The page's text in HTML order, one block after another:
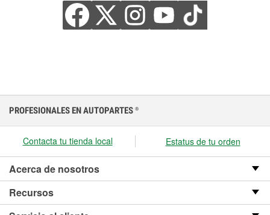
PROFESIONALES EN AUTOPARTES ®
Contacta tu tienda local Estatus de tu orden
Acerca de nosotros
Recursos